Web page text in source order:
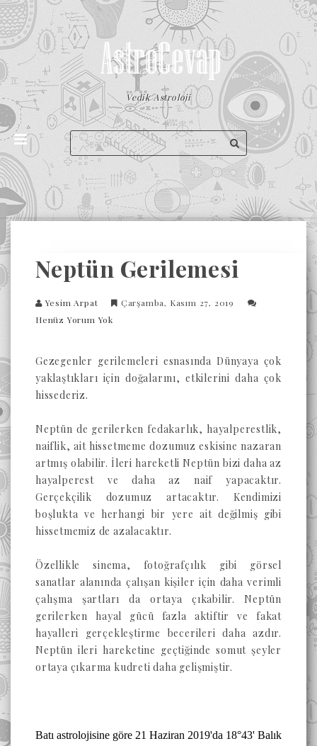
Vedik Astroloji
Neptün Gerilemesi
Yesim Arpat
Çarşamba, Kasım 27, 2019
Henüz Yorum Yok
Gezegenler gerilemeleri esnasında Dünyaya çok
yaklaştıkları için doğalarını, etkilerini daha çok
hissederiz.
Neptün de gerilerken fedakarlık, hayalperestlik,
naiflik, ait hissetmeme dozumuz eskisine nazaran
artmış olabilir. İleri hareketli Neptün bizi daha az
hayalperest ve daha az naif yapacaktır.
Gerçekçilik dozumuz artacaktır. Kendimizi
boşlukta ve herhangi bir yere ait değilmiş gibi
hissetmemiz de azalacaktır.
Özellikle sinema, fotoğrafçılık gibi görsel
sanatlar alanında çalışan kişiler için daha verimli
çalışma şartları da ortaya çıkabilir. Neptün
gerilerken hayal gücü fazla aktiftir ve fakat
hayalleri gerçekleştirme becerileri daha azdır.
Neptün ileri hareketine geçtiğinde somut şeyler
ortaya çıkarma kudreti daha gelişmiştir.
Batı astrolojisine göre 21 Haziran 2019'da 18°43' Balık